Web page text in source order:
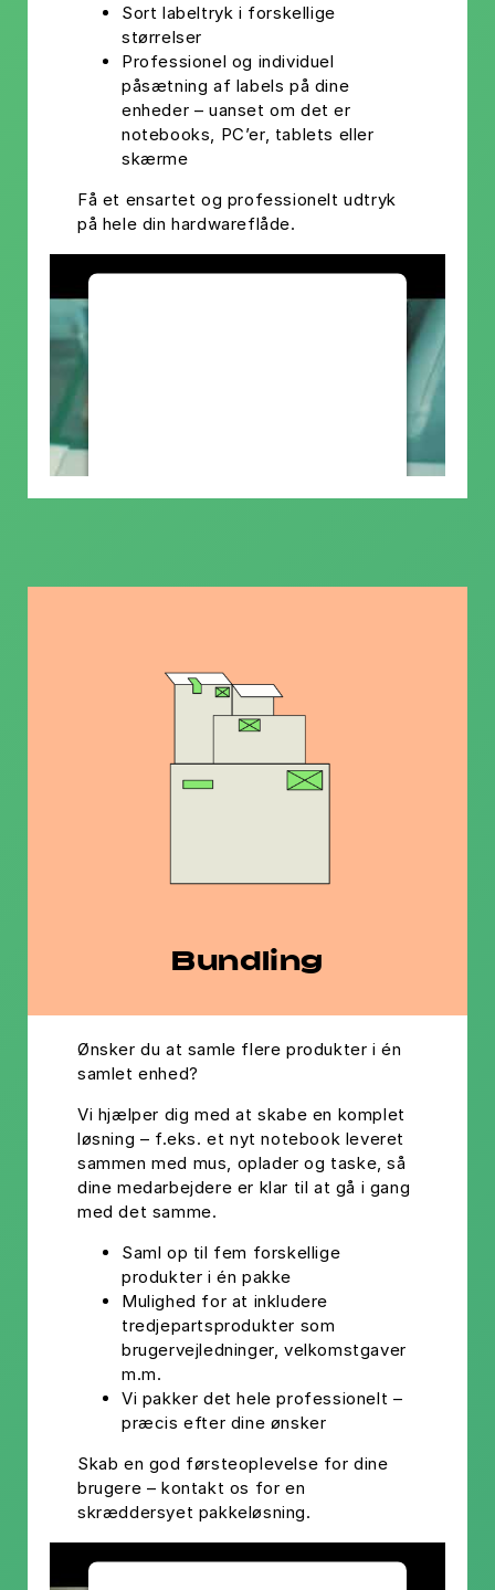
Sort labeltryk i forskellige
størrelser
Professionel og individuel
påsætning af labels på dine
enheder – uanset om det er
notebooks, PC’er, tablets eller
skærme
Få et ensartet og professionelt udtryk
på hele din hardwareflåde.
the site with their CMP to add
Powered by
Consent Management Platform
Bundling
Ønsker du at samle flere produkter i én
samlet enhed?
Vi hjælper dig med at skabe en komplet
løsning – f.eks. et nyt notebook leveret
sammen med mus, oplader og taske, så
dine medarbejdere er klar til at gå i gang
med det samme.
Saml op til fem forskellige
produkter i én pakke
Mulighed for at inkludere
tredjepartsprodukter som
brugervejledninger, velkomstgaver
m.m.
Vi pakker det hele professionelt –
præcis efter dine ønsker
Skab en god førsteoplevelse for dine
brugere – kontakt os for en
skræddersyet pakkeløsning.